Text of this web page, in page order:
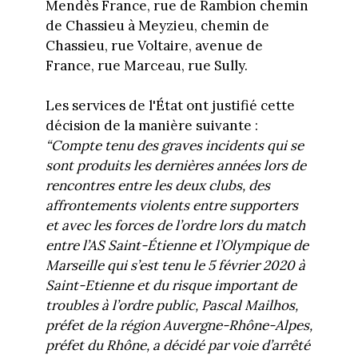
Mendès France, rue de Rambion chemin
de Chassieu à Meyzieu, chemin de
Chassieu, rue Voltaire, avenue de
France, rue Marceau, rue Sully.
Les services de l'État ont justifié cette
décision de la manière suivante :
“Compte tenu des graves incidents qui se
sont produits les dernières années lors de
rencontres entre les deux clubs, des
affrontements violents entre supporters
et avec les forces de l’ordre lors du match
entre l’AS Saint-Étienne et l’Olympique de
Marseille qui s’est tenu le 5 février 2020 à
Saint-Etienne et du risque important de
troubles à l’ordre public, Pascal Mailhos,
préfet de la région Auvergne-Rhône-Alpes,
préfet du Rhône, a décidé par voie d’arrêté